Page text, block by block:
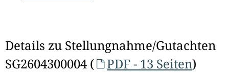
Details zu Stellungnahme/Gutachten
SG2604300004 (
PDF - 13 Seiten)